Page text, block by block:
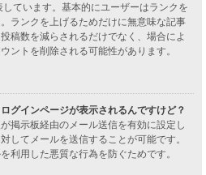
しています。基本的にユーザーはランクを
ランクを上げるためだけに無意味な記事
稿数を減らされるだけでなく、場合によ
ントを削除される可能性があります。
グインページが表示されるんですけど？
掲示板経由のメール送信を有効に設定し
してメールを送信することが可能です。
利用した悪質な行為を防ぐためです。